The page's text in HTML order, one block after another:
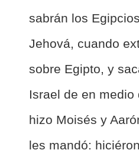
sabrán los
Jehová, cuando
sobre Egipto, y
Israel de en medio
hizo Moisés y
les mandó: